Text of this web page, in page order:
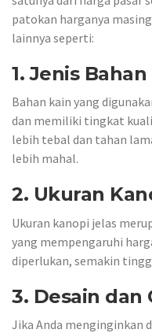
patokan harganya
lainnya seperti:
1. Jenis Bahan
Bahan kain yang
dan memiliki tingkat
lebih tebal dan tahan
lebih mahal.
2. Ukuran
Ukuran kanopi jelas
yang mempengaruhi
diperlukan, semakin
3. Desain dan
Jika Anda menginginkan